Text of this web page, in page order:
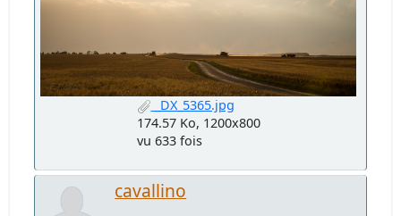
_DX_5365.jpg
174.57 Ko, 1200x800
vu 633 fois
cavallino